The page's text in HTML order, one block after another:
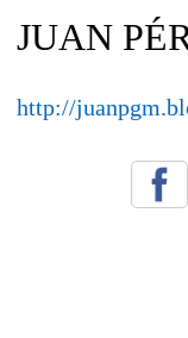
JUAN
http://